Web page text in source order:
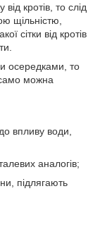
кротів, то слід
щільністю,
сітки від кротів
осередками, то
можна
впливу води,
аналогів;
підлягають